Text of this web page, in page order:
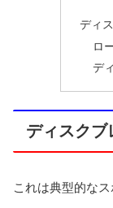
ディ
ロ
デ
ディスクブ
これは典型的な